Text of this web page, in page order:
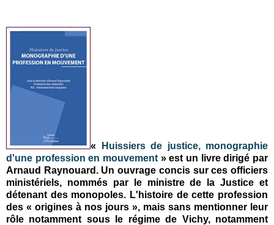
«
Huissiers de justice, monographie
d'une profession en mouvement » est un livre dirigé par
Arnaud Raynouard. Un ouvrage concis sur ces officiers
ministériels, nommés par le ministre de la Justice et
détenant des monopoles. L'histoire de cette profession
des « origines à nos jours », mais sans mentionner leur
rôle notamment sous le régime de Vichy, notamment